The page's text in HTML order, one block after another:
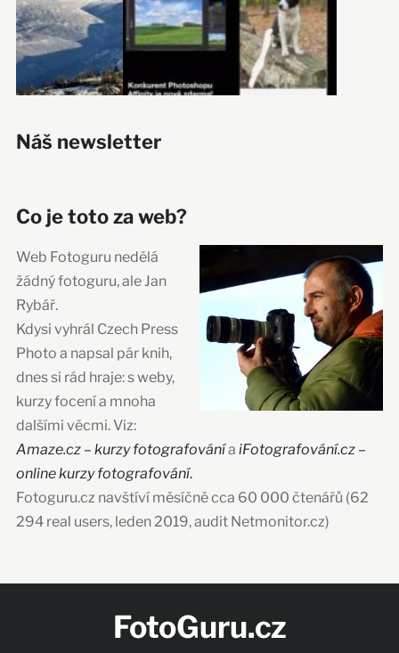
Náš newsletter
Co je toto za web?
Web Fotoguru nedělá
žádný fotoguru, ale Jan
Rybář.
Kdysi vyhrál Czech Press
Photo a napsal pár knih,
dnes si rád hraje: s weby,
kurzy focení a mnoha
dalšími věcmi. Viz:
Amaze.cz – kurzy fotografovánía iFotografování.cz –
online kurzy fotografování.
Fotoguru.cz navštíví měsíčně cca 60 000 čtenářů (62
294 real users, leden 2019, audit Netmonitor.cz)
FotoGuru.cz